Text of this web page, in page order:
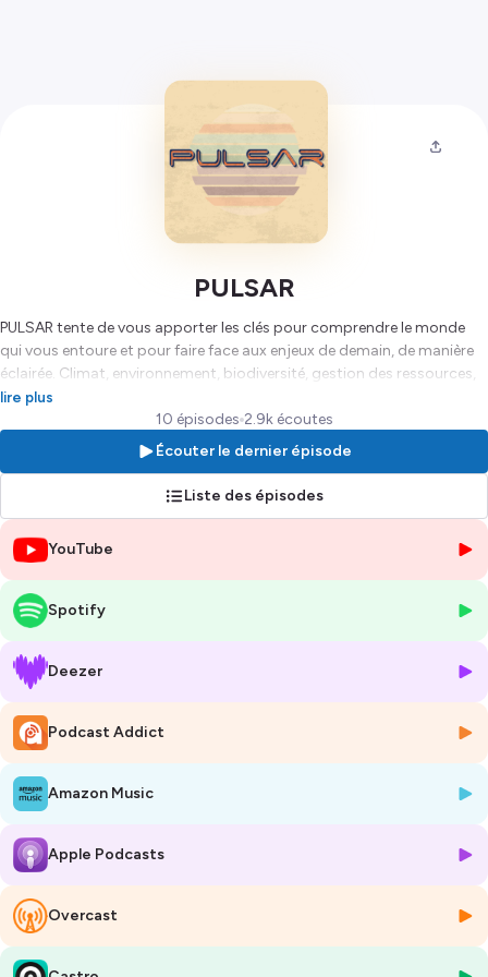
PULSAR
PULSAR tente de vous apporter les clés pour comprendre le monde
qui vous entoure et pour faire face aux enjeux de demain, de manière
éclairée. Climat, environnement, biodiversité, gestion des ressources,
risques naturels, astrophysique...
Hébergé par Ausha. Visitez
ausha.co/politique-de-confidentialite
lire plus
10 épisodes 2.9k écoutes
Écouter le dernier épisode
Liste des épisodes
YouTube
Spotify
Deezer
Podcast Addict
Amazon Music
Apple Podcasts
Overcast